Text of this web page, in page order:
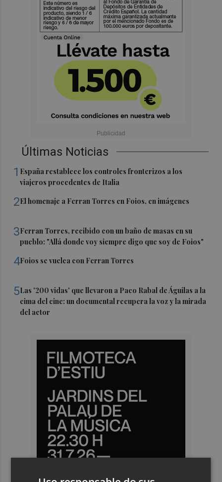
Últimas Noticias
1 España restablece los controles fronterizos a los
viajeros procedentes de Italia
2El homenaje a Ferran Torres en Foios, en imágenes
3Ferran Torres, recibido con un baño de masas en su
pueblo: "Allá donde voy siempre digo que soy de Foios"
4Foios se vuelca con Ferran Torres
5Las '200 vidas' que llevaron a Paco Rabal de Águilas a la
cima del cine: un documental recupera la voz y la mirada
del actor